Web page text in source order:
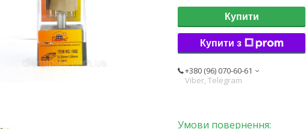
Купити
Купити з
+380 (96) 070-60-61
Viber, Telegram